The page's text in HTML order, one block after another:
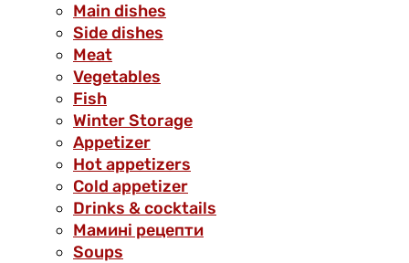
Main dishes
Side dishes
Meat
Vegetables
Fish
Winter Storage
Аppetizer
Hot appetizers
Cold appetizer
Drinks & cocktails
Мамині рецепти
Soups